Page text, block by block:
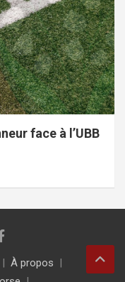
face à l’UBB
À propos